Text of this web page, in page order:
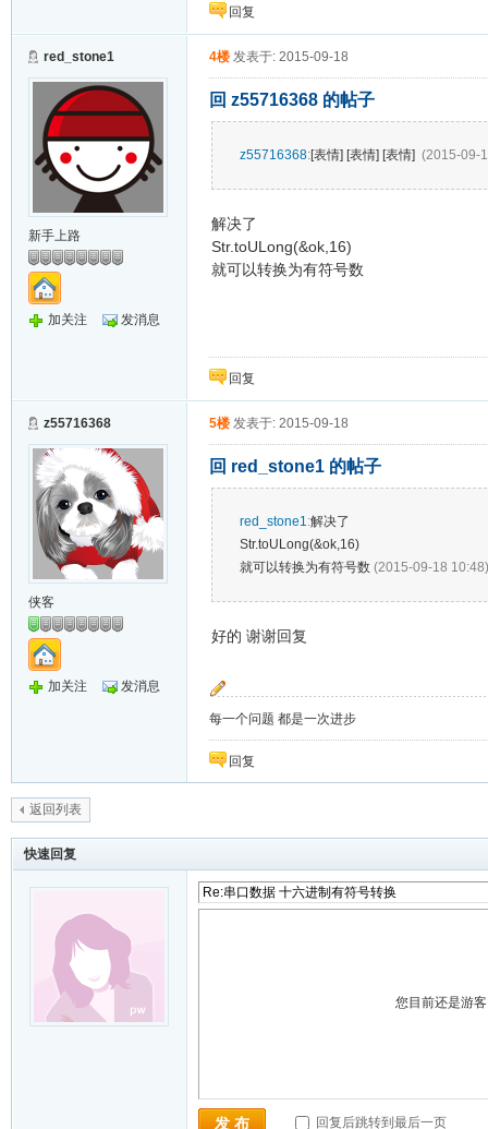
回复
red_stone1
新手上路
加关注 发消息
4楼 发表于: 2015-09-18
回 z55716368 的帖子
z55716368:[表情] [表情] [表情] (2015-09-
解决了
Str.toULong(&ok,16)
就可以转换为有符号数
回复
z55716368
侠客
加关注 发消息
5楼 发表于: 2015-09-18
回 red_stone1 的帖子
red_stone1:解决了
Str.toULong(&ok,16)
就可以转换为有符号数 (2015-09-18
好的 谢谢回复
每一个问题 都是一次进步
回复
返回列表
快速回复
您目前还是游
发 布 回复后跳转到最后一页